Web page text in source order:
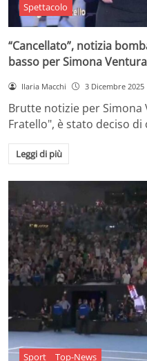
Spettacolo
“Cancellato”, notizia
basso per Simona Ventura
Ilaria Macchi 3 Dicembre 2025
Brutte notizie per Simona
Fratello", è stato deciso
Leggi di più
Sport Top-News